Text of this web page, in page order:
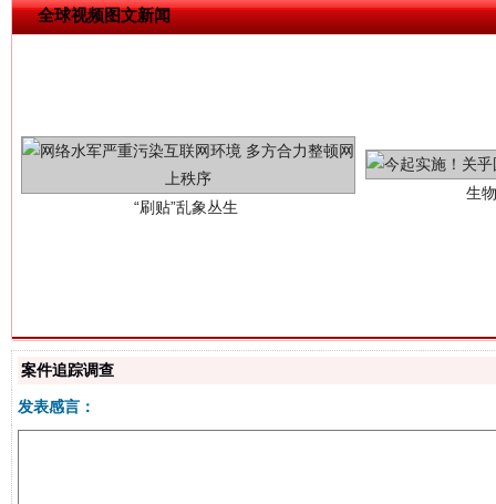
全球视频图文新闻
案件追踪调查
发表感言：